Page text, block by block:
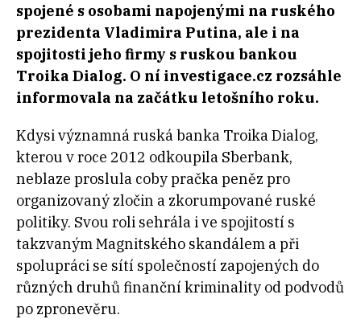
spojené s osobami napojenými na ruského
prezidenta Vladimira Putina, ale i na
spojitosti jeho firmy s ruskou bankou
Troika Dialog. O ní investigace.cz rozsáhle
informovala na začátku letošního roku.
Kdysi významná ruská banka Troika Dialog,
kterou v roce 2012 odkoupila Sberbank,
neblaze proslula coby pračka peněz pro
organizovaný zločin a zkorumpované ruské
politiky. Svou roli sehrála i ve spojitostí s
takzvaným Magnitského skandálem a při
spolupráci se sítí společností zapojených do
různých druhů finanční kriminality od podvodů
po zpronevěru.